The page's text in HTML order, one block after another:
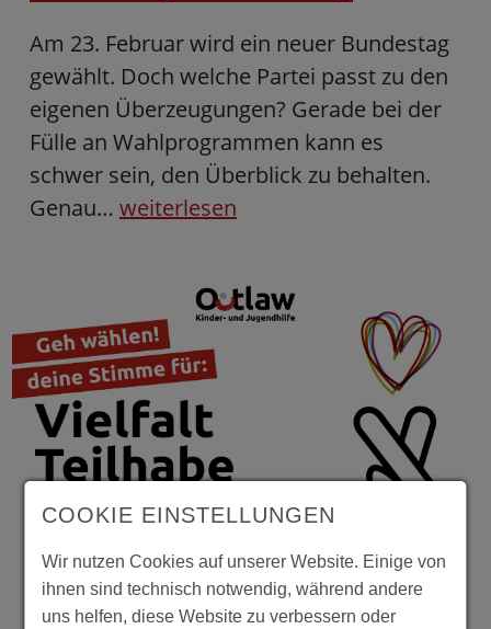
Am 23. Februar wird ein neuer Bundestag
gewählt. Doch welche Partei passt zu den
eigenen Überzeugungen? Gerade bei der
Fülle an Wahlprogrammen kann es
schwer sein, den Überblick zu behalten.
Genau… weiterlesen
Bundestagswahl 2025: Gemeinsam
Demokratie stärken und am 23.2. wählen
COOKIE EINSTELLUNGEN
Wir nutzen Cookies auf unserer Website. Einige von
ihnen sind technisch notwendig, während andere
uns helfen, diese Website zu verbessern oder